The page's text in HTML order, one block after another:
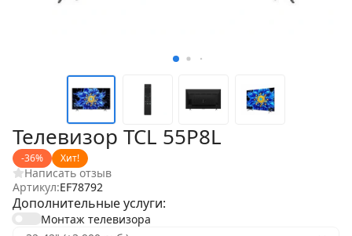
Телевизор TCL 55P8L
-36% Хит!
Написать отзыв
Артикул:EF78792
Дополнительные услуги:
Монтаж телевизора